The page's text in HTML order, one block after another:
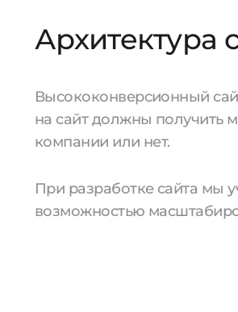
Архитектура
Высококонверсионный
на сайт должны получить
компании или нет.
При разработке сайта мы
возможностью